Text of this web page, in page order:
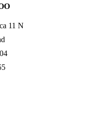
11 N